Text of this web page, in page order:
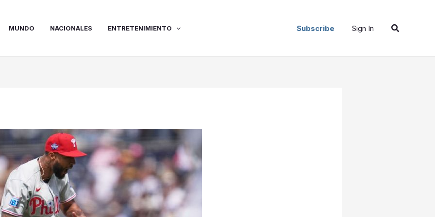
MUNDO NACIONALES ENTRETENIMIENTO Subscribe Sign In Buscar